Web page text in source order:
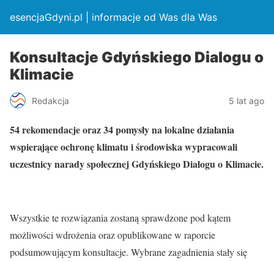
esencjaGdyni.pl | informacje od Was dla Was
Konsultacje Gdyńskiego Dialogu o
Klimacie
Redakcja 5 lat ago
54 rekomendacje oraz 34 pomysły na lokalne działania
wspierające ochronę klimatu i środowiska wypracowali
uczestnicy narady społecznej Gdyńskiego Dialogu o Klimacie.
Wszystkie te rozwiązania zostaną sprawdzone pod kątem
możliwości wdrożenia oraz opublikowane w raporcie
podsumowującym konsultacje. Wybrane zagadnienia stały się